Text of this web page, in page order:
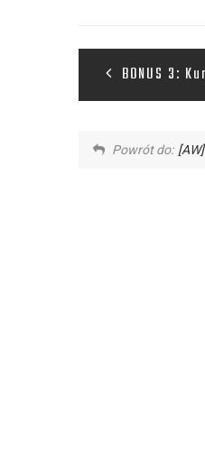
BONUS 3:
Powrót do: